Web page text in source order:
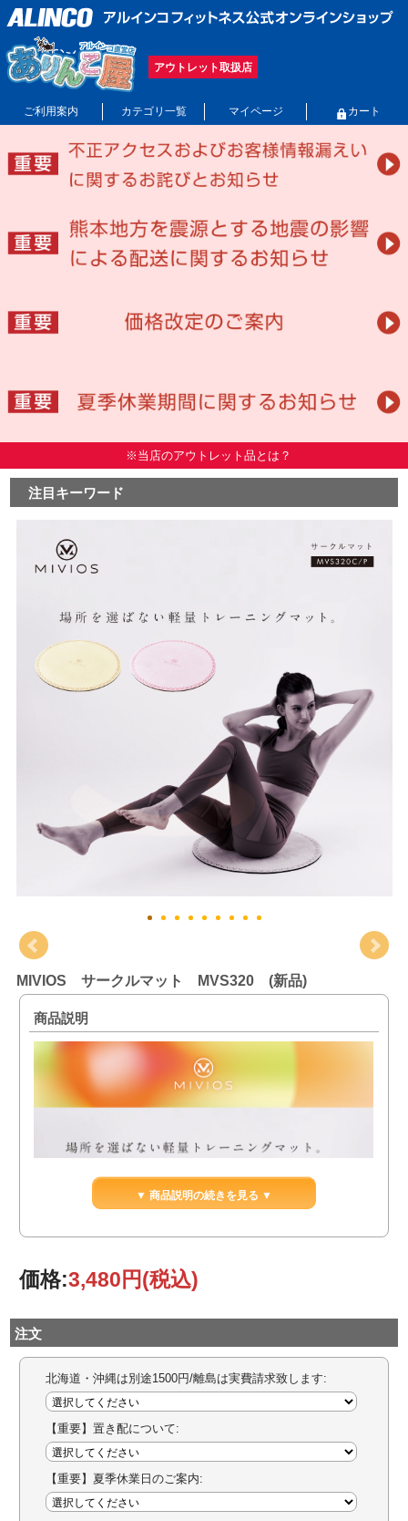
アウトレット取扱店
ご利用案内 カテゴリ一覧 マイページ カート
※当店のアウトレット品とは？
注目キーワード
MIVIOS サークルマット MVS320 (新品)
商品説明
▼ 商品説明の続きを見る ▼
価格:3,480円(税込)
注文
北海道・沖縄は別途1500円/離島は実費請求致します:
【重要】置き配について:
【重要】夏季休業日のご案内: